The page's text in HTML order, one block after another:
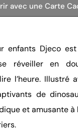
avec une Carte
enfants Djeco
réveiller en
l’heure. Illustré
de
et amusante à